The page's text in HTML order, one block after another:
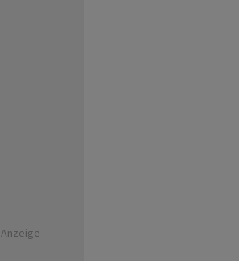
Anzeige